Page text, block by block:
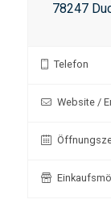
78247
Telefon
Website /